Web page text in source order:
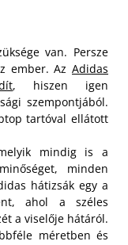
van. Persze
ember. Az Adidas
, hiszen igen
szempontjából.
tartóval ellátott
mindig is a
minden
hátizsák egy a
ahol a széles
a viselője hátáról.
méretben és